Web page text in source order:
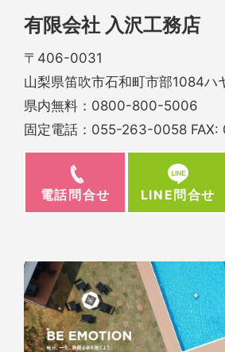
有限会社 入沢工務店
〒406-0031
山梨県笛吹市石和町市部1084ハ
県内無料： 0800-800-5006
固定電話： 055-263-0058
電話問合せ LINE問合せ